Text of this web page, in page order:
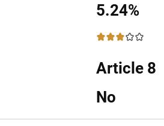
5.24%
3 / 5
Article 8
No